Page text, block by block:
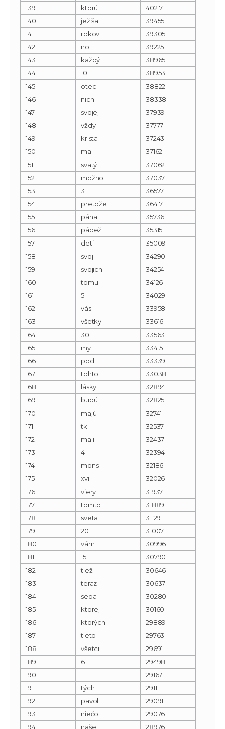
139
ktorú
40217
140
ježiša
39455
141
rokov
39305
142
no
39225
143
každý
38965
144
10
38953
145
otec
38822
146
nich
38338
147
svojej
37939
148
vždy
37777
149
krista
37243
150
mal
37162
151
svätý
37062
152
možno
37037
153
3
36577
154
pretože
36417
155
pána
35736
156
pápež
35315
157
deti
35009
158
svoj
34290
159
svojich
34254
160
tomu
34126
161
5
34029
162
vás
33958
163
všetky
33616
164
30
33563
165
my
33415
166
pod
33339
167
tohto
33038
168
lásky
32894
169
budú
32825
170
majú
32741
171
tk
32537
172
mali
32437
173
4
32394
174
mons
32186
175
xvi
32026
176
viery
31937
177
tomto
31889
178
sveta
31129
179
20
31007
180
vám
30996
181
15
30790
182
tiež
30646
183
teraz
30637
184
seba
30280
185
ktorej
30160
186
ktorých
29889
187
tieto
29763
188
všetci
29691
189
6
29498
190
11
29167
191
tých
29111
192
pavol
29091
193
niečo
29076
194
naše 28976